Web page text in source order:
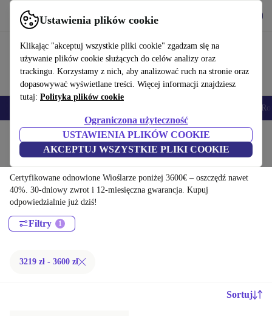
Ustawienia plików cookie
Klikając "akceptuj wszystkie pliki cookie" zgadzam się na
używanie plików cookie służących do celów analizy oraz
trackingu. Korzystamy z nich, aby analizować ruch na stronie oraz
dopasowywać wyświetlane treści. Więcej informacji znajdziesz
tutaj: Polityka plików cookie
Ograniczona użyteczność
USTAWIENIA PLIKÓW COOKIE
AKCEPTUJ WSZYSTKIE PLIKI COOKIE
Korzystaj z refurbed szybko i łatwo
Sport Sprzęt sportowy Cardio
Wioślarze:
Certyfikowane odnowione Wioślarze poniżej 3600€ – oszczędź nawet
40%. 30-dniowy zwrot i 12-miesięczna gwarancja. Kupuj
odpowiedzialnie już dziś!
Filtry
3219 zł - 3600 zł
Sortuj